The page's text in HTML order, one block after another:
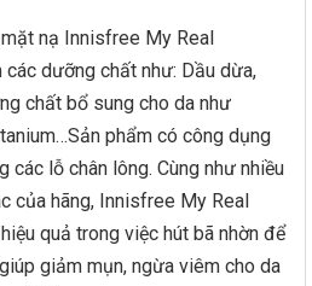
nạ Innisfree My Real
dưỡng chất như: Dầu dừa,
chất bổ sung cho da như
phẩm có công dụng
các lỗ chân lông. Cùng như nhiều
của hãng, Innisfree My Real
quả trong việc hút bã nhờn để
giảm mụn, ngừa viêm cho da